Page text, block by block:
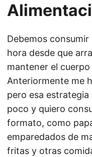
Debemos
hora desde que
mantener el
Anteriormente me
pero esa estrategia
poco y quiero
formato, como
emparedados de
fritas y otras